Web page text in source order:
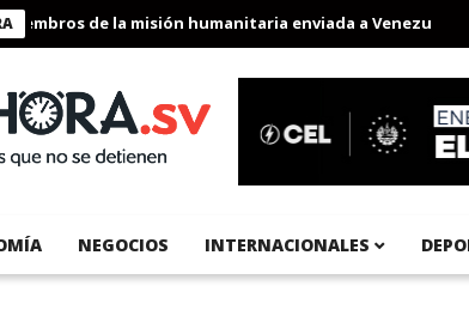
de la misión humanitaria enviada a Venezuela
NEGOCIOS INTERNACIONALES